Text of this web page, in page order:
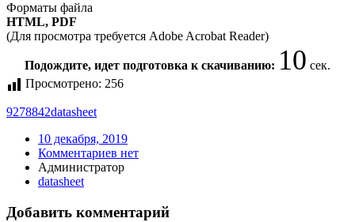
Форматы файла
HTML, PDF
(Для просмотра требуется Adobe Acrobat Reader)
Подождите, идет подготовка к скачиванию: 10 сек.
Просмотрено: 256
9278842datasheet
10 декабря, 2019
Комментариев нет
Администратор
datasheet
Добавить комментарий